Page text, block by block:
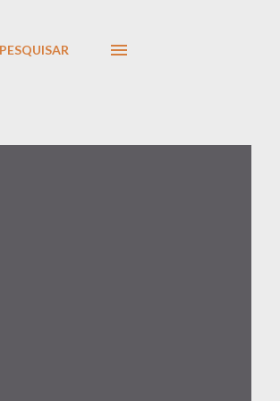
PESQUISAR